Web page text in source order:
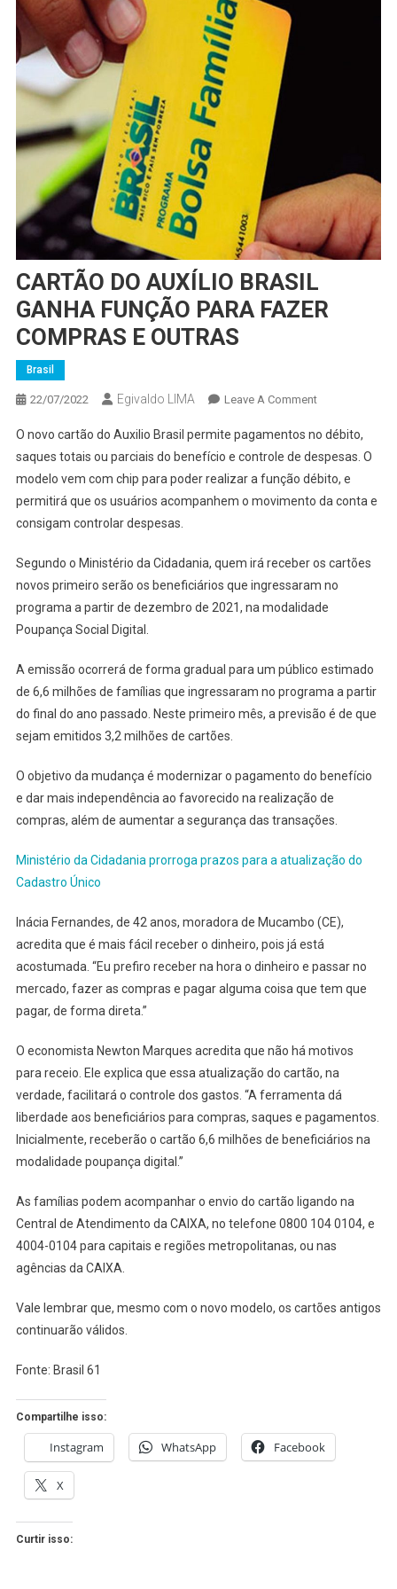
CARTÃO DO AUXÍLIO BRASIL
GANHA FUNÇÃO PARA FAZER
COMPRAS E OUTRAS
Brasil
22/07/2022 Egivaldo LIMA Leave A CommentOn
DO
AUXÍLIO
BRASIL
GANHA
FAZER
COMPRAS
E
O novo cartão do Auxilio Brasil permite pagamentos no débito,
saques totais ou parciais do benefício e controle de despesas. O
modelo vem com chip para poder realizar a função débito, e
permitirá que os usuários acompanhem o movimento da conta e
consigam controlar despesas.
Segundo o Ministério da Cidadania, quem irá receber os cartões
novos primeiro serão os beneficiários que ingressaram no
programa a partir de dezembro de 2021, na modalidade
Poupança Social Digital.
A emissão ocorrerá de forma gradual para um público estimado
de 6,6 milhões de famílias que ingressaram no programa a partir
do final do ano passado. Neste primeiro mês, a previsão é de que
sejam emitidos 3,2 milhões de cartões.
O objetivo da mudança é modernizar o pagamento do benefício
e dar mais independência ao favorecido na realização de
compras, além de aumentar a segurança das transações.
Ministério da Cidadania prorroga prazos para a atualização do
Cadastro Único
Inácia Fernandes, de 42 anos, moradora de Mucambo (CE),
acredita que é mais fácil receber o dinheiro, pois já está
acostumada. “Eu prefiro receber na hora o dinheiro e passar no
mercado, fazer as compras e pagar alguma coisa que tem que
pagar, de forma direta.”
O economista Newton Marques acredita que não há motivos
para receio. Ele explica que essa atualização do cartão, na
verdade, facilitará o controle dos gastos. “A ferramenta dá
liberdade aos beneficiários para compras, saques e pagamentos.
Inicialmente, receberão o cartão 6,6 milhões de beneficiários na
modalidade poupança digital.”
As famílias podem acompanhar o envio do cartão ligando na
Central de Atendimento da CAIXA, no telefone 0800 104 0104, e
4004-0104 para capitais e regiões metropolitanas, ou nas
agências da CAIXA.
Vale lembrar que, mesmo com o novo modelo, os cartões antigos
continuarão válidos.
Fonte: Brasil 61
Compartilhe isso:
Instagram WhatsApp Facebook
X
Curtir isso: